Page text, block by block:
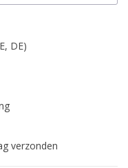
DE)
verzonden